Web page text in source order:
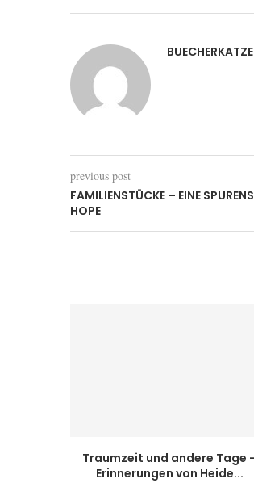
BUECHERKATZE
previous post
FAMILIENSTÜCKE – EINE
HOPE
Traumzeit und andere Tage
Erinnerungen von Heide...